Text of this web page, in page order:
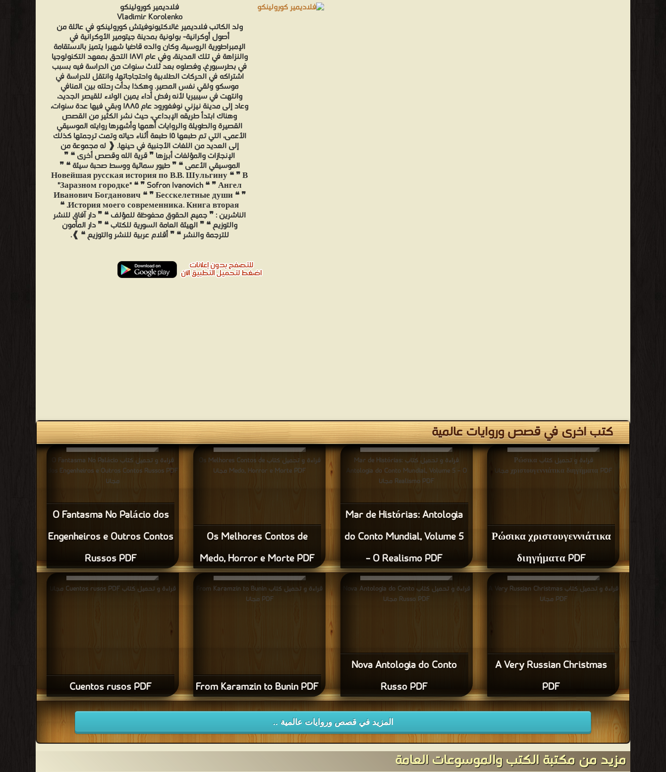
فلاديمير كورولينكو
Vladimir Korolenko
ولد الكاتب فلاديمير غالاكتيونوفيتش كورولينكو في عائلة من
أصول أوكرانية- بولونية بمدينة جيتومير الأوكرانية في
الإمبراطورية الروسية، وكان والده قاضيا شهيرا يتميز بالاستقامة
والنزاهة في تلك المدينة، وفي عام ١٨٧١ التحق بمعهد التكنولوجيا
في بطرسبورغ، وفصلوه بعد ثلاث سنوات من الدراسة فيه بسبب
اشتراكه في الحركات الطلابية واحتجاجاتها، وانتقل للدراسة في
موسكو ولقي نفس المصير. وهكذا بدأت رحلته بين المنافي
وانتهت في سيبيريا لأنه رفض أداء يمين الولاء للقيصر الجديد،
وعاد إلى مدينة نيزني نوفغورود عام ١٨٨٥ وبقي فيها عدة سنوات،
وهناك ابتدأ طريقه الإبداعي، حيث نشر الكثير من القصص
القصيرة والطويلة والروايات أهمها وأشهرها روايته الموسيقي
الأعمى، التي تم طبعها ١٥ طبعة أثناء حياته وتمت ترجمتها كذلك
إلى العديد من اللغات الأجنبية في حينها. ❰ له مجموعة من
الإنجازات والمؤلفات أبرزها ❞ قرية الله وقصص أخرى ❝ ❞
الموسيقي الأعمى ❝ ❞ طيور سمائية ووسط صحبة سيئة ❝ ❞
Новейшая русская история по В.В. Шульгину ❝ ❞ В
"Заразном городке" ❝ ❞ Sofron Ivanovich ❝ ❞ Ангел
Иванович Богданович ❝ ❞ Бесскелетные души ❝ ❞
История моего современника. Книга вторая. ❝
الناشرين : ❞ جميع الحقوق محفوظة للمؤلف ❝ ❞ دار آفاق للنشر
والتوزيع ❝ ❞ الهيئة العامة السورية للكتاب ❝ ❞ دار المأمون
للترجمة والنشر ❝ ❞ أقلام عربية للنشر والتوزيع ❝ ❱.
كتب اخرى في قصص وروايات عالمية
O Fantasma No Palácio dos
Engenheiros e Outros Contos
Russos PDF
قراءة و تحميل كتاب O Fantasma No Palácio
dos Engenheiros e Outros Contos Russos PDF
مجانا
Os Melhores Contos de
Medo, Horror e Morte PDF
قراءة و تحميل كتاب Os Melhores Contos de
Medo, Horror e Morte PDF مجانا
Mar de Histórias: Antologia
do Conto Mundial, Volume 5
– O Realismo PDF
قراءة و تحميل كتاب Mar de Histórias:
Antologia do Conto Mundial, Volume 5 – O
Realismo PDF مجانا
Ρώσικα χριστουγεννιάτικα
διηγήματα PDF
قراءة و تحميل كتاب Ρώσικα
χριστουγεννιάτικα διηγήματα PDF مجانا
Cuentos rusos PDF
قراءة و تحميل كتاب Cuentos rusos PDF مجانا
From Karamzin to Bunin PDF
قراءة و تحميل كتاب From Karamzin to Bunin
PDF مجانا
Nova Antologia do Conto
Russo PDF
قراءة و تحميل كتاب Nova Antologia do Conto
Russo PDF مجانا
A Very Russian Christmas
PDF
قراءة و تحميل كتاب A Very Russian Christmas
PDF مجانا
المزيد في قصص وروايات عالمية ..
مزيد من مكتبة الكتب والموسوعات العامة